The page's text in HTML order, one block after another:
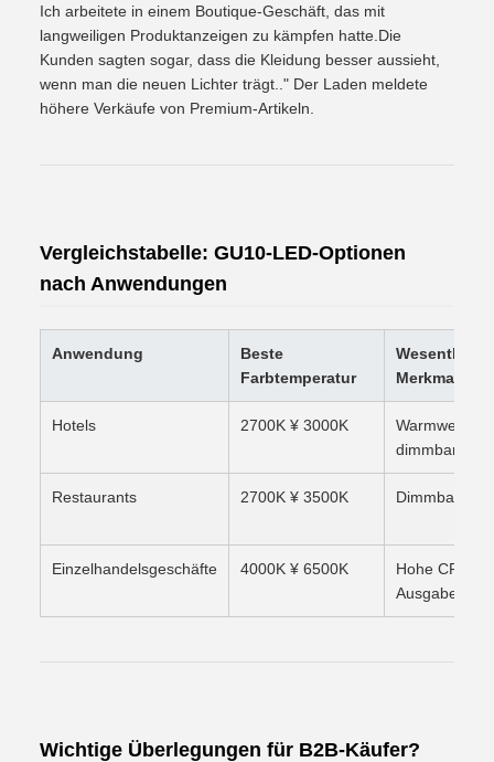
Ich arbeitete in einem Boutique-Geschäft, das mit
langweiligen Produktanzeigen zu kämpfen hatte.Die
Kunden sagten sogar, dass die Kleidung besser aussieht,
wenn man die neuen Lichter trägt.." Der Laden meldete
höhere Verkäufe von Premium-Artikeln.
Vergleichstabelle: GU10-LED-Optionen
nach Anwendungen
Anwendung
Beste
Farbtemperatur
Wesentliche
Merkmale
Hotels 2700K ¥ 3000K
Warmweiß,
dimmbar
Restaurants 2700K ¥ 3500K Dimmbar,
Einzelhandelsgeschäfte 4000K ¥ 6500K
Hohe CRI,
Ausgabe
Wichtige Überlegungen für B2B-Käufer?